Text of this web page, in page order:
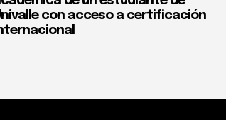
con acceso a certificación